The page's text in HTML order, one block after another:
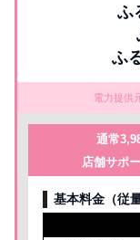
ふ
ふ
電力提供
通常
店舗サポ
基本料金（従